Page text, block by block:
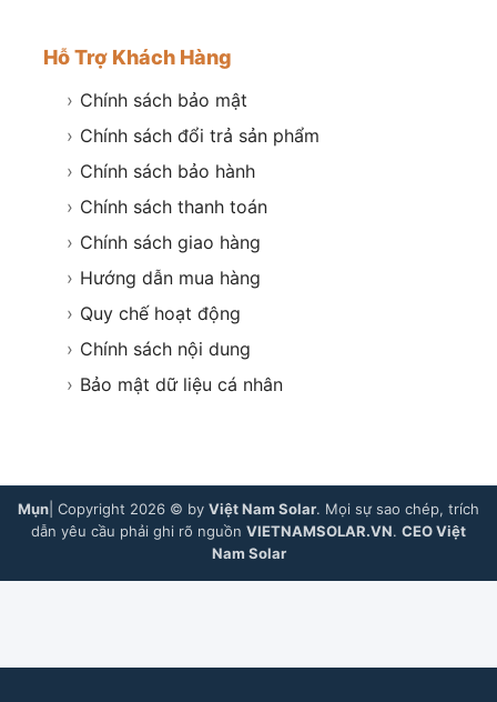
Hỗ Trợ Khách Hàng
› Chính sách bảo mật
› Chính sách đổi trả sản phẩm
› Chính sách bảo hành
› Chính sách thanh toán
› Chính sách giao hàng
› Hướng dẫn mua hàng
› Quy chế hoạt động
› Chính sách nội dung
› Bảo mật dữ liệu cá nhân
Mụn | Copyright 2026 © by Việt Nam Solar. Mọi sự sao chép, trích
dẫn yêu cầu phải ghi rõ nguồn VIETNAMSOLAR.VN. CEO Việt
Nam Solar